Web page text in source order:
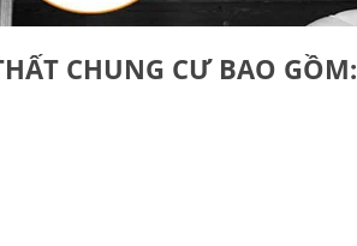
CHUNG CƯ BAO GỒM: